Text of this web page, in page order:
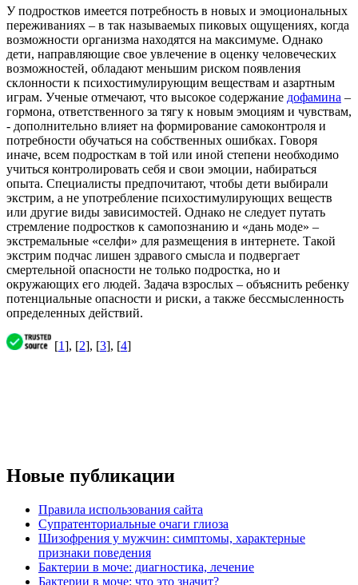
У подростков имеется потребность в новых и эмоциональных
переживаниях – в так называемых пиковых ощущениях, когда
возможности организма находятся на максимуме. Однако
дети, направляющие свое увлечение в оценку человеческих
возможностей, обладают меньшим риском появления
склонности к психостимулирующим веществам и азартным
играм. Ученые отмечают, что высокое содержание дофамина –
гормона, ответственного за тягу к новым эмоциям и чувствам,
- дополнительно влияет на формирование самоконтроля и
потребности обучаться на собственных ошибках. Говоря
иначе, всем подросткам в той или иной степени необходимо
учиться контролировать себя и свои эмоции, набираться
опыта. Специалисты предпочитают, чтобы дети выбирали
экстрим, а не употребление психостимулирующих веществ
или другие виды зависимостей. Однако не следует путать
стремление подростков к самопознанию и «дань моде» –
экстремальные «селфи» для размещения в интернете. Такой
экстрим подчас лишен здравого смысла и подвергает
смертельной опасности не только подростка, но и
окружающих его людей. Задача взрослых – объяснить ребенку
потенциальные опасности и риски, а также бессмысленность
определенных действий.
[1], [2], [3], [4]
Новые публикации
Правила использования сайта
Супратенториальные очаги глиоза
Шизофрения у мужчин: симптомы, характерные
признаки поведения
Бактерии в моче: диагностика, лечение
Бактерии в моче: что это значит?